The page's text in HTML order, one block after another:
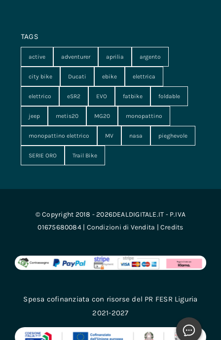
TAGS
active adventurer aprilia argento
city bike Ducati ebike elettrica
elettrico eSR2 EVO fatbike foldable
jeep metis20 MG20 monopattino
monopattino elettrico MV nasa pieghevole
SERIE ORO Trail Bike
© Copyright 2018 - 2026DEALDIGITALE.IT - P.IVA
01675680084 | Condizioni di Vendita | Credits
Spesa cofinanziata con risorse del PR FESR Liguria
2021-2027